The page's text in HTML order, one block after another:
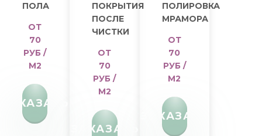
ПОЛА
ОТ
70
РУБ /
М2
ЗАКАЗАТЬ
ПОКРЫТИЯ
ПОСЛЕ
ЧИСТКИ
ОТ
70
РУБ /
М2
ЗАКАЗАТЬ
ПОЛИРОВКА
МРАМОРА
ОТ
70
РУБ /
М2
ЗАКАЗАТЬ